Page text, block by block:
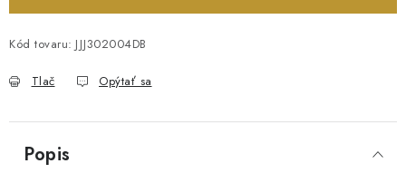
Kód tovaru: JJJ302004DB
Tlač Opýtať sa
Popis